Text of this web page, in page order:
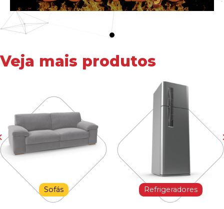
Veja mais produtos
Sofás Refrigeradores